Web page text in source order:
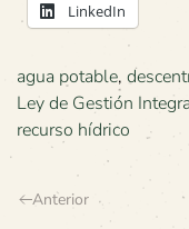
LinkedIn
agua potable,
Ley de Gestión
recurso hídrico
Anterior